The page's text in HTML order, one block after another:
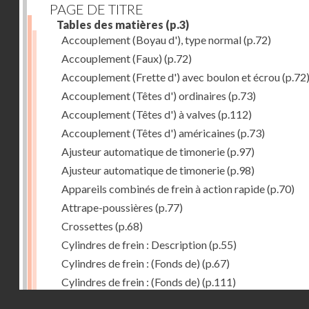
PAGE DE TITRE
Tables des matières (p.3)
Accouplement (Boyau d'), type normal(p.72)
Accouplement (Faux) (p.72)
Accouplement (Frette d') avec boulon et écrou(p.72)
Accouplement (Têtes d') ordinaires (p.73)
Accouplement (Têtes d') à valves (p.112)
Accouplement (Têtes d') américaines (p.73)
Ajusteur automatique de timonerie(p.97)
Ajusteur automatique de timonerie(p.98)
Appareils combinés de frein à action rapide(p.70)
Attrape-poussières (p.77)
Crossettes (p.68)
Cylindres de frein : Description(p.55)
Cylindres de frein : (Fonds de) (p.67)
Cylindres de frein : (Fonds de) (p.111)